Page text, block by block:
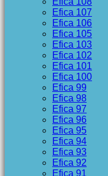
Efica 107
Efica 106
Efica 105
Efica 103
Efica 102
Efica 101
Efica 100
Efica 99
Efica 98
Efica 97
Efica 96
Efica 95
Efica 94
Efica 93
Efica 92
Efica 91